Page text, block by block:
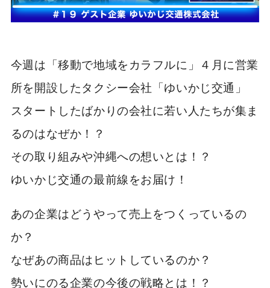
今週は「移動で地域をカラフルに」４月に営業
所を開設したタクシー会社「ゆいかじ交通」
スタートしたばかりの会社に若い人たちが集ま
るのはなぜか！？
その取り組みや沖縄への想いとは！？
ゆいかじ交通の最前線をお届け！
あの企業はどうやって売上をつくっているの
か？
なぜあの商品はヒットしているのか？
勢いにのる企業の今後の戦略とは！？